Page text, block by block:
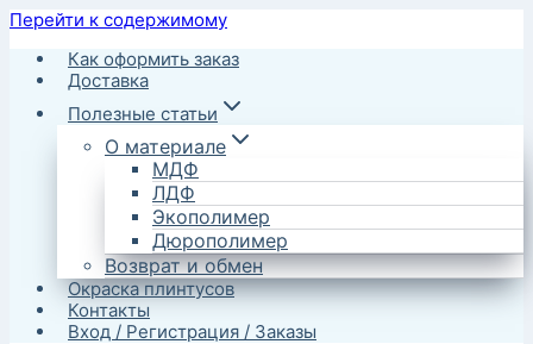
Перейти к содержимому
Как оформить заказ
Доставка
Полезные статьи
О материале
МДФ
ЛДФ
Экополимер
Дюрополимер
Возврат и обмен
Окраска плинтусов
Контакты
Вход / Регистрация / Заказы